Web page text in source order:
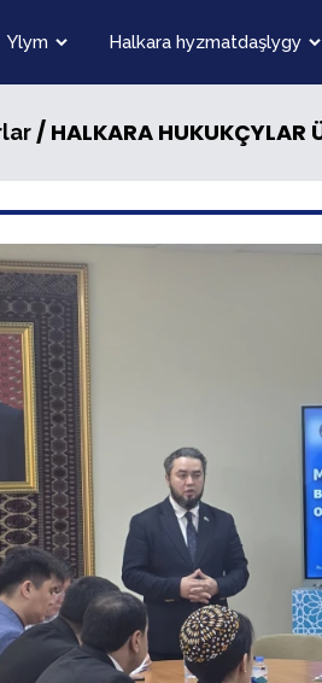
Ylym Halkara hyzmatdaşlygy
/ HALKARA HUKUKÇYLAR